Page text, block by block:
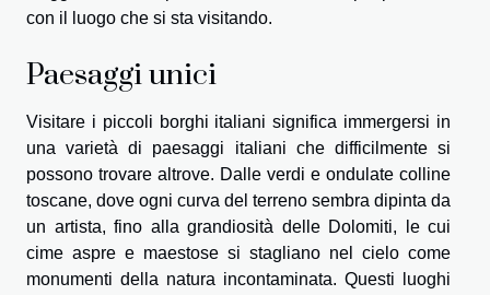
con il luogo che si sta visitando.
Paesaggi unici
Visitare i piccoli borghi italiani significa immergersi in
una varietà di paesaggi italiani che difficilmente si
possono trovare altrove. Dalle verdi e ondulate colline
toscane, dove ogni curva del terreno sembra dipinta da
un artista, fino alla grandiosità delle Dolomiti, le cui
cime aspre e maestose si stagliano nel cielo come
monumenti della natura incontaminata. Questi luoghi